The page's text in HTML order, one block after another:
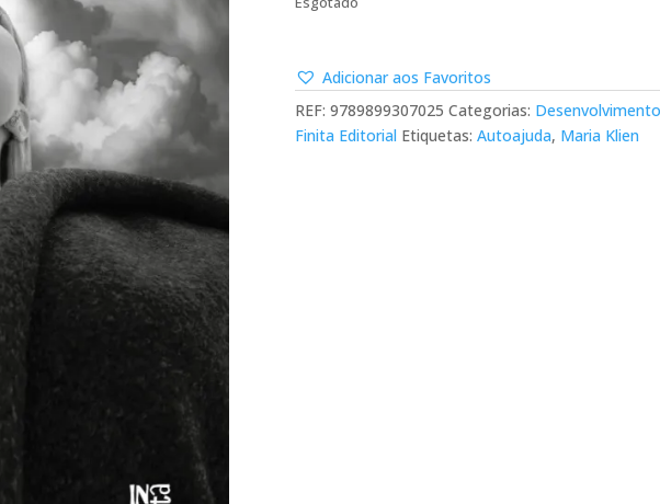
Adicionar aos Favoritos
REF: 9789899307025 Categorias:
Finita Editorial Etiquetas: Autoajuda, Maria Klien